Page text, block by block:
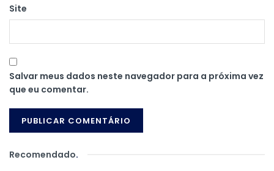
Site
Salvar meus dados neste navegador para a próxima vez
que eu comentar.
Recomendado.